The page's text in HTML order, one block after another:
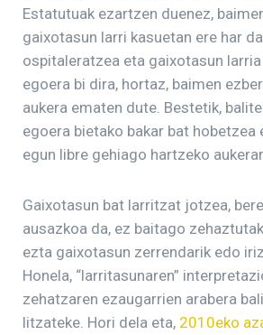
Estatutuak ezartzen duenez,
gaixotasun larri kasuetan ere har
ospitaleratzea eta gaixotasun
egoera bi dira, hortaz, baimen
aukera ematen dute. Bestetik,
egoera bietako bakar bat hobetzea
egun libre gehiago hartzeko
Gaixotasun bat larritzat jotzea,
ausazkoa da, ez baitago
ezta gaixotasun zerrendarik edo
Honela, “larritasunaren”
zehatzaren ezaugarrien arabera
litzateke. Hori dela eta, 2010eko